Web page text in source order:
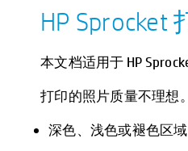
HP
本文档适用于 HP
打印的照片质量不理想
深色、浅色或褪色区域